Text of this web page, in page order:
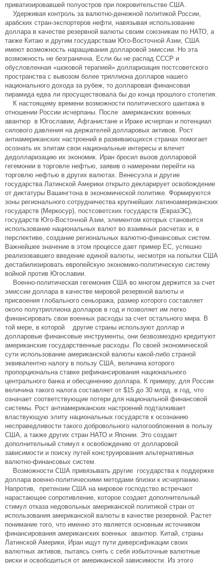
приватизировавшей полуостров при покровительстве США.
Удерживая контроль за валютно-денежной политикой России,
арабских стран-экспортеров нефти, навязывая использование
доллара в качестве резервной валюты своим союзникам по НАТО, а
также Китаю и другим государствам Юго-Восточной Азии, США
имеют возможность наращивания долларовой эмиссии. Но эта
возможность не безгранична. Если бы не распад СССР и
обусловленная «шоковой терапией» долларизация постсоветского
пространства с вывозом более триллиона долларов нашего
национального дохода за рубеж, то долларовая финансовая
пирамида едва ли просуществовала бы до конца прошлого столетия.
К настоящему времени возможности политического шантажа в
отношении России исчерпаны. После американских военных
авантюр в Югославии, Афганистане и Ираке исчерпан и потенциал
силового давления на держателей долларовых активов. Рост
антиамериканских настроений в развивающихся странах помогает
осознать их элитам свои национальные интересы и влечет
дедолларизацию их экономик. Иран бросил вызов долларовой
гегемонии в торговле нефтью, заявив о намерении перейти на
торговлю нефтью в других валютах. Венесуэла и другие
государства Латинской Америки открыто декларирует освобождение
от диктатуры Вашингтона в экономической политике. Формируются
зоны регионального сотрудничества крупнейших латиноамериканских
государств (Меркосур), постсоветских государств (ЕвразЭС),
государств Юго-Восточной Азии, элементом которых становится
использование национальных валют во взаимных расчетах и, в
перспективе, создание региональных валютно-финансовых систем.
Важнейшее значение в этом процессе дает пример ЕС, успешно
реализовавшего введение единой валюты, несмотря на попытки США
дестабилизировать европейскую экономико-политическую систему
войной против Югославии.
Военно-политическая гегемония США во многом держится за счет
эмиссии доллара в качестве мировой резервной валюты и
присвоения глобального сеньоража, размер которого составляет
около полутриллиона долларов в год и позволяет им легко
финансировать свои военных расходы за счет остального мира. В
той мере, в которой другие страны используют доллар и
долларовые финансовые инструменты, они безвозмездно кредитуют
американские государственные расходы. По своей экономической
сути использование американской валюты какой-либо страной
эквивалентно налогу в пользу США, величина которого
пропорциональна ставке рефинансирования национального
центрального банка и обесценению доллара. К примеру, для России
величина такого налога составляет от $15 до 30 млрд. в год, что
означает соответствующие потери для национальной финансовой
системы. Рост антиамериканских настроений подталкивает
властвующую элиту национальных государств к осознанию
несправедливости такого добровольного налогообложения в пользу
США, а также других стран НАТО и Японии. Это создает
дополнительный стимул к освобождению от долларовой
зависимости и поиску путей конструирования альтернативных
валютно-финансовых систем.
Возможности США привязывать другие государства к поддержке
доллара военно-политическими методами близки к исчерпанию.
Напротив, претензии США на мировое господство встречают
нарастающее сопротивление, которое создает дополнительный
стимул отказа недовольных американской политикой стран от
использования американской валюты в качестве резервной. Растет
понимание того, что именно это является основным источником
финансирования американских военных авантюр. Китай, страны
Латинской Америки, Иран ищут пути диверсификации своих
валютных активов, пытаясь снять с себя избыточные валютные
риски и освободиться от американской зависимости. Из этого